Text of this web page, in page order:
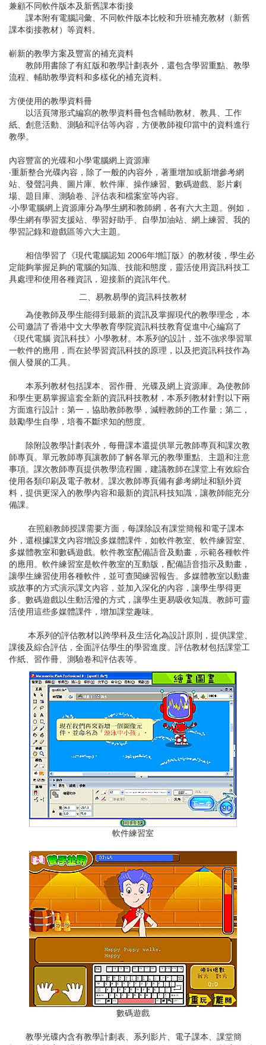
兼顧不同軟件版本及新舊課本銜接
課本附有電腦詞彙、不同軟件版本比較和升班補充教材（新舊
課本銜接教材）等資料。
嶄新的教學方案及豐富的補充資料
教師用書除了有紅版和教學計劃表外，還包含學習重點、教學
流程、輔助教學資料和多樣化的補充資料。
方便使用的教學資料冊
以活頁簿形式編寫的教學資料冊包含輔助教材、教具、工作
紙、創意活動、測驗和評估等內容，方便教師複印當中的資料進行
教學。
內容豐富的光碟和小學電腦網上資源庫
‧重新整合光碟內容，除了一般的內容外，著重增加或新增參考網
站、發聲詞典、圖片庫、軟件庫、操作練習、數碼遊戲、影片劇
場、題目庫、測驗卷、評估表和檔案室等內容。
‧小學電腦網上資源庫分為學生網和教師網，各有六大主題。例如，
學生網有學習支援站、學習好助手、自學加油站、網上練習、我的
學習記錄和遊戲區等六大主題。
相信學習了《現代電腦認知 2006年增訂版》的教材後，學生必
定能夠掌握足夠的電腦的知識、技能和態度，靈活使用資訊科技工
具處理和使用各種資訊，迎接新的資訊年代。
二、易教易學的資訊科技教材
為使教師及學生能得到最新的資訊及掌握現代的教學理念，本
公司邀請了香港中文大學教育學院資訊科技教育促進中心編寫了
《現代電腦 資訊科技》小學教材。本系列的設計，並不強求學習單
一軟件的應用，而在於學習資訊科技的原理，以及把資訊科技作為
個人發展的工具。
本系列教材包括課本、習作冊、光碟及網上資源庫。為使教師
和學生更易掌握這套全新的資訊科技教材，本系列教材針對以下兩
方面進行設計：第一，協助教師教學，減輕教師的工作量；第二，
鼓勵學生自學，培養不斷求知的態度。
除附設教學計劃表外，每冊課本還提供單元教師專頁和課次教
師專頁。單元教師專頁讓教師了解各單元的教學重點、主題和注意
事項。課次教師專頁提供教學流程圖，建議教師在課堂上有效綜合
使用各類印刷及電子教材。課次教師專頁備有參考網址和額外資
料，提供更深入的教學內容和最新的資訊科技知識，讓教師能充分
備課。
在照顧教師授課需要方面，每課除設有課堂簡報和電子課本
外，還根據課文內容增設多媒體課件，如軟件教室、軟件練習室、
多媒體教室和數碼遊戲。軟件教室配備語音及動畫，示範各種軟件
的應用。軟件練習室是軟件教室的互動版，配備語音指示及動畫，
讓學生練習使用各種軟件，並可查閱練習報告。多媒體教室以動畫
或故事的方式演示課文內容，並加入深化的內容，讓學生學得更
多。數碼遊戲以生動活潑的方式，讓學生更易吸收知識。教師可靈
活使用這些多媒體課件，增加課堂趣味。
本系列的評估教材以跨學科及生活化為設計原則，提供課堂、
課後及綜合評估，全面評估學生的學習進度。評估教材包括課堂工
作紙、習作冊、測驗卷和評估表等。
軟件練習室
數碼遊戲
教學光碟內含有教學計劃表、系列影片、電子課本、課堂簡